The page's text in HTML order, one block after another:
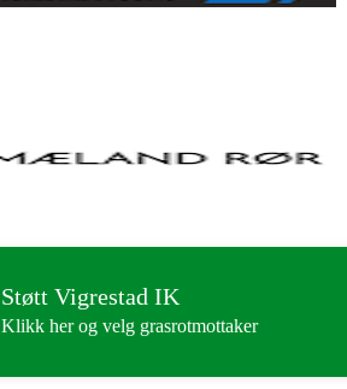
Støtt Vigrestad IK
Klikk her og velg grasrotmottaker